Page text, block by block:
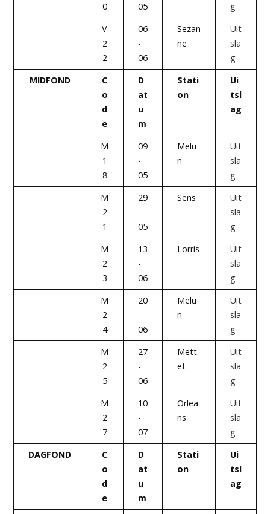
0
05
g
V
2
2
06
-
06
Sezan
ne
Uit
sla
g
MIDFOND
C
o
d
e
D
at
u
m
Stati
on
Ui
tsl
ag
M
1
8
09
-
05
Melu
n
Uit
sla
g
M
2
1
29
-
05
Sens
Uit
sla
g
M
2
3
13
-
06
Lorris
Uit
sla
g
M
2
4
20
-
06
Melu
n
Uit
sla
g
M
2
5
27
-
06
Mett
et
Uit
sla
g
M
2
7
10
-
07
Orlea
ns
Uit
sla
g
DAGFOND
C
o
d
e
D
at
u
m
Stati
on
Ui
tsl
ag